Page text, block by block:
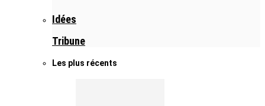
Idées
Tribune
Les plus récents